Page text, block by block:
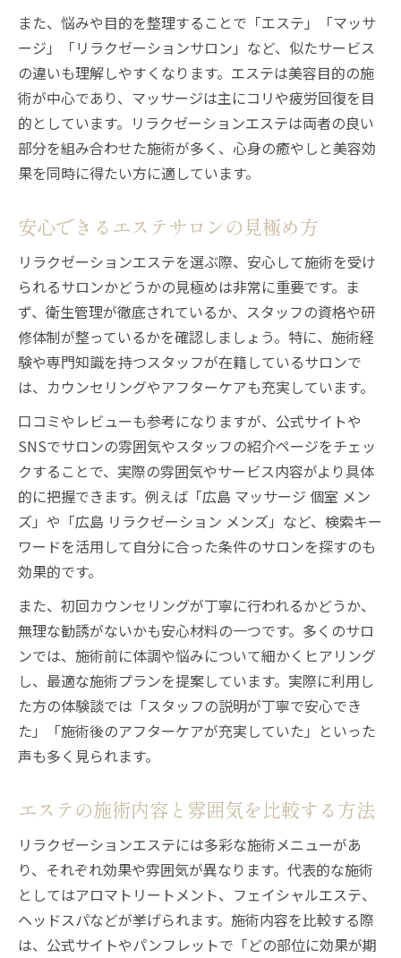
また、悩みや目的を整理することで「エステ」「マッサ
ージ」「リラクゼーションサロン」など、似たサービス
の違いも理解しやすくなります。エステは美容目的の施
術が中心であり、マッサージは主にコリや疲労回復を目
的としています。リラクゼーションエステは両者の良い
部分を組み合わせた施術が多く、心身の癒やしと美容効
果を同時に得たい方に適しています。
安心できるエステサロンの見極め方
リラクゼーションエステを選ぶ際、安心して施術を受け
られるサロンかどうかの見極めは非常に重要です。ま
ず、衛生管理が徹底されているか、スタッフの資格や研
修体制が整っているかを確認しましょう。特に、施術経
験や専門知識を持つスタッフが在籍しているサロンで
は、カウンセリングやアフターケアも充実しています。
口コミやレビューも参考になりますが、公式サイトや
SNSでサロンの雰囲気やスタッフの紹介ページをチェッ
クすることで、実際の雰囲気やサービス内容がより具体
的に把握できます。例えば「広島 マッサージ 個室 メン
ズ」や「広島 リラクゼーション メンズ」など、検索キー
ワードを活用して自分に合った条件のサロンを探すのも
効果的です。
また、初回カウンセリングが丁寧に行われるかどうか、
無理な勧誘がないかも安心材料の一つです。多くのサロ
ンでは、施術前に体調や悩みについて細かくヒアリング
し、最適な施術プランを提案しています。実際に利用し
た方の体験談では「スタッフの説明が丁寧で安心でき
た」「施術後のアフターケアが充実していた」といった
声も多く見られます。
エステの施術内容と雰囲気を比較する方法
リラクゼーションエステには多彩な施術メニューがあ
り、それぞれ効果や雰囲気が異なります。代表的な施術
としてはアロマトリートメント、フェイシャルエステ、
ヘッドスパなどが挙げられます。施術内容を比較する際
は、公式サイトやパンフレットで「どの部位に効果が期